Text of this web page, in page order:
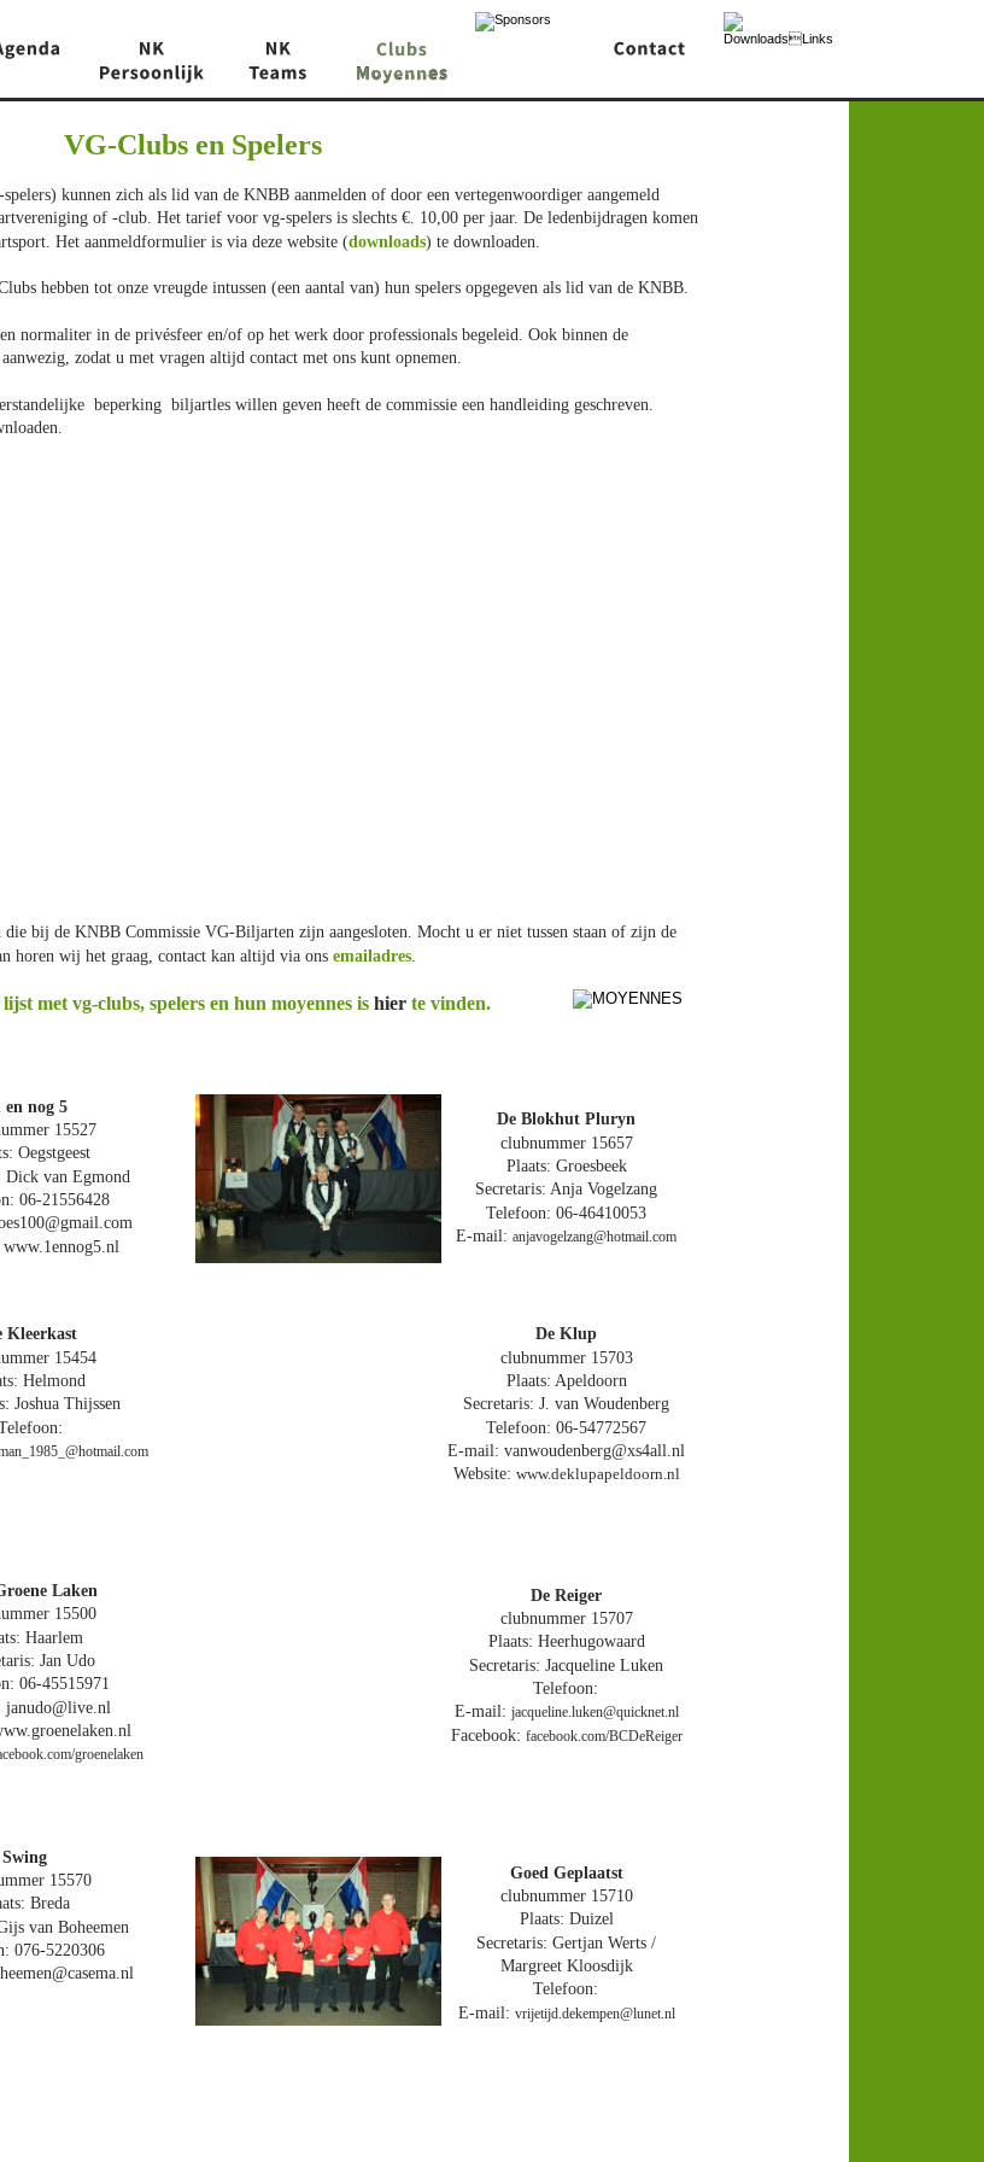
VG-Clubs en Spelers
kunnen zich als lid van de KNBB aanmelden of door een vertegenwoordiger aangemeld
of -club. Het tarief voor vg-spelers is slechts €. 10,00 per jaar. De ledenbijdragen komen
Het aanmeldformulier is via deze website (downloads) te downloaden.
hebben tot onze vreugde intussen (een aantal van) hun spelers opgegeven als lid van de KNBB.
normaliter in de privésfeer en/of op het werk door professionals begeleid. Ook binnen de
zodat u met vragen altijd contact met ons kunt opnemen.
beperking  biljartles willen geven heeft de commissie een handleiding geschreven.
en nog 5
15527
Oegstgeest
Dick van Egmond
06-21556428
www.1ennog5.nl
De Blokhut Pluryn
clubnummer 15657
Plaats: Groesbeek
Secretaris: Anja Vogelzang
Telefoon: 06-46410053
E-mail: anjavogelzang@hotmail.com
Goed Geplaatst
clubnummer 15710
Plaats: Duizel
Secretaris: Gertjan Werts /
Margreet Kloosdijk
Telefoon:
E-mail: vrijetijd.dekempen@lunet.nl
De Klup
clubnummer 15703
Plaats: Apeldoorn
Secretaris: J. van Woudenberg
Telefoon: 06-54772567
E-mail: vanwoudenberg@xs4all.nl
Website: www.deklupapeldoorn.nl
Laken
15500
Haarlem
Jan Udo
06-45515971
groenelaken
Kleerkast
15454
Helmond
Joshua Thijssen
De Reiger
clubnummer 15707
Plaats: Heerhugowaard
Secretaris: Jacqueline Luken
Telefoon:
E-mail: jacqueline.luken@quicknet.nl
Facebook: facebook.com/BCDeReiger
bij de KNBB Commissie VG-Biljarten zijn aangesloten. Mocht u er niet tussen staan of zijn de
horen wij het graag, contact kan altijd via ons emailadres
met vg-clubs, spelers en hun moyennes is hier te vinden.
Swing
15570
Breda
van Boheemen
076-5220306